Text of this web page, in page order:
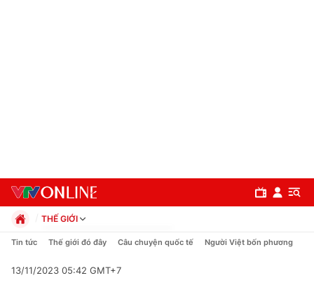
THẾ GIỚI
Chính trị
Pháp luật
Tin tức Thế giới đó đây Câu chuyện quốc tế Người Việt bốn phương
13/11/2023 05:42 GMT+7